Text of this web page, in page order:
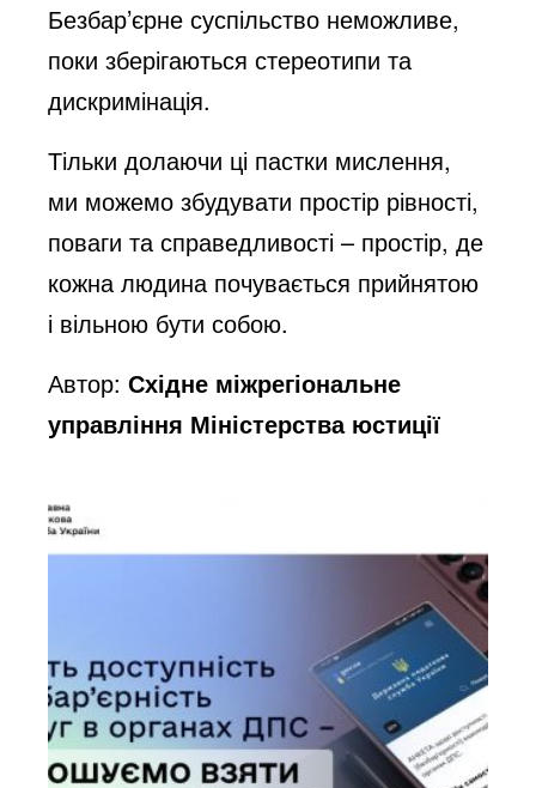
Безбар’єрне суспільство неможливе,
поки зберігаються стереотипи та
дискримінація.
Тільки долаючи ці пастки мислення,
ми можемо збудувати простір рівності,
поваги та справедливості – простір, де
кожна людина почувається прийнятою
і вільною бути собою.
Автор:Східне міжрегіональне
управління Міністерства юстиції